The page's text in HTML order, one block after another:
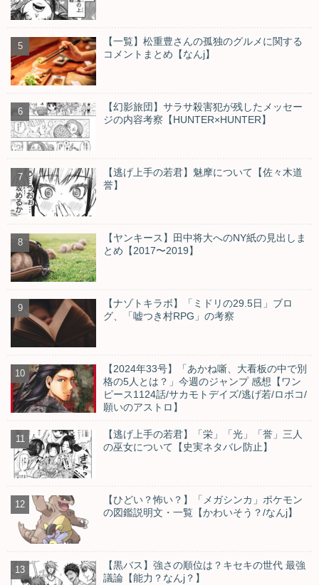
【一覧】松重豊さんの孤独のグルメに関する
コメントまとめ【なんj】
【幻影旅団】サラサ殺害犯が残したメッセー
ジの内容考察【HUNTER×HUNTER】
【逃げ上手の若君】魅摩について【佐々木道
誉】
【ヤンキース】田中将大へのNY紙の見出しま
とめ【2017〜2019】
【ナゾトキラボ】「ミドリの29.5日」ブロ
グ、「嘘つき村RPG」の考察
【2024年33号】「あかね噺、大看板の中で別
格の5人とは？」今週のジャンプ 感想【ワン
ピース1124話/サカモトデイズ/逃げ若/ロボコ/
願いのアストロ】
【逃げ上手の若君】「栄」「光」「誉」三人
の巫女について【史実ネタバレ防止】
【ひどい？怖い？】「メガシンカ」ポケモン
の図鑑説明文・一覧【かわいそう？/なんj】
【黒バス】強さの順位は？キセキの世代 最強
議論【能力？なんj？】